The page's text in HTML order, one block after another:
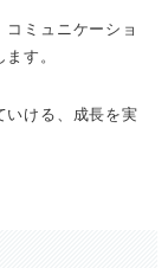
ミュニケーショ
す。
いける、成長を実